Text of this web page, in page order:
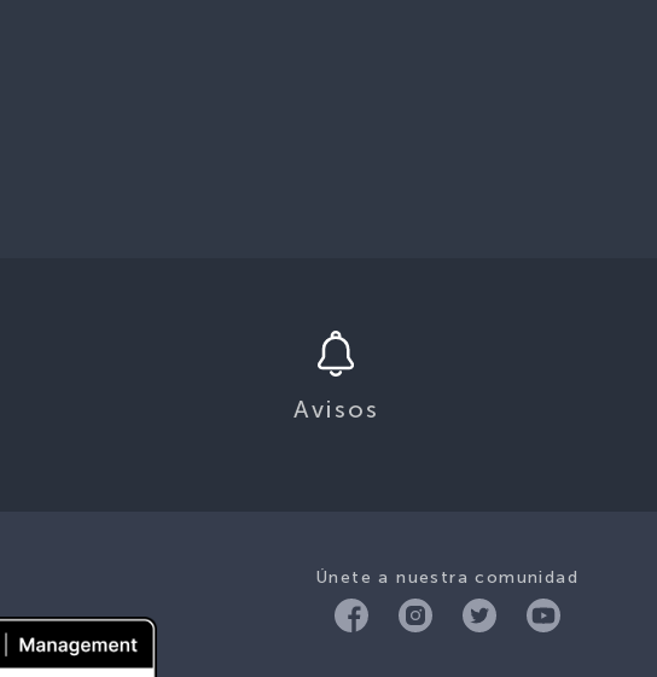
Avisos
Únete a nuestra comunidad